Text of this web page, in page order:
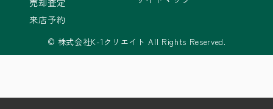
来店予約
© 株式会社K-1クリエイト All Rights Reserved.